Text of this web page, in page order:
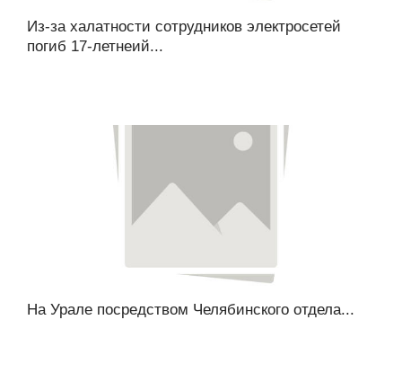
Из-за халатности сотрудников электросетей
погиб 17-летнеий...
На Урале посредством Челябинского отдела...